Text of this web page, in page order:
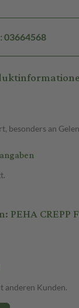
03664568
besonders an
CREPP
anderen Kunden.